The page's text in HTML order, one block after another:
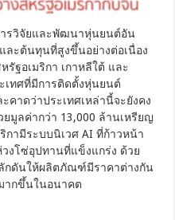
ารวิจัยและพัฒนาหุ่นยนต์อัน
ละต้นทุนที่สูงขึ้นอย่างต่อเนื่อง
รัฐอเมริกา เกาหลีใต้ และ
เทศที่มีการติดตั้งหุ่นยนต์
คาดว่าประเทศเหล่านี้จะยังคง
ยมูลค่ากว่า 13,000 ล้านเหรียญ
กามีระบบนิเวศ AI ที่ก้าวหน้า
งโซ่อุปทานที่แข็งแกร่ง ด้วย
กดันให้ผลิตภัณฑ์มีราคาต่างกัน
ากขึ้นในอนาคต